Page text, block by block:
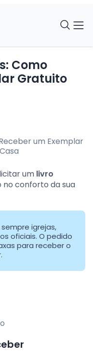
Como
Gratuito
um livro
conforto da sua
igrejas,
oficiais. O pedido
para receber o